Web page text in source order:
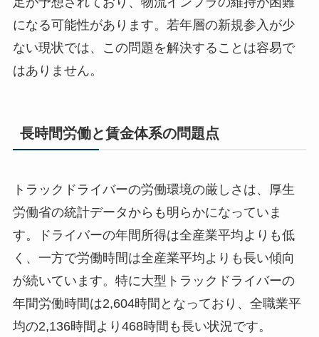
になる可能性があります。若年層の新規参入が少
ない現状では、この問題を解決することは容易で
はありません。
長時間労働と賃金体系の問題点
トラックドライバーの労働環境の厳しさは、厚生
労働省の統計データからも明らかになっていま
す。ドライバーの年間所得は全産業平均よりも低
く、一方で労働時間は全産業平均よりも長い傾向
が続いています。特に大型トラックドライバーの
年間労働時間は2,604時間となっており、全職業平
均の2,136時間より468時間も長い状況です。